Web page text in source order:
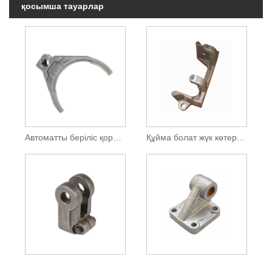
қосымша тауарлар
Автоматты беріліс қорабының берілісін ауыстыратын шанышқы Құйма болат жүк көтергіштің ауыстыру бөлігі